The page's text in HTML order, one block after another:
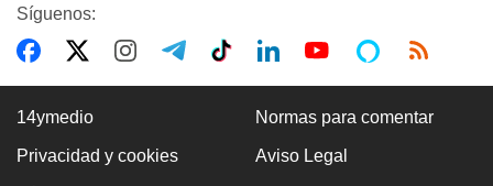
Síguenos:
14ymedio Normas para comentar
Privacidad y cookies Aviso Legal